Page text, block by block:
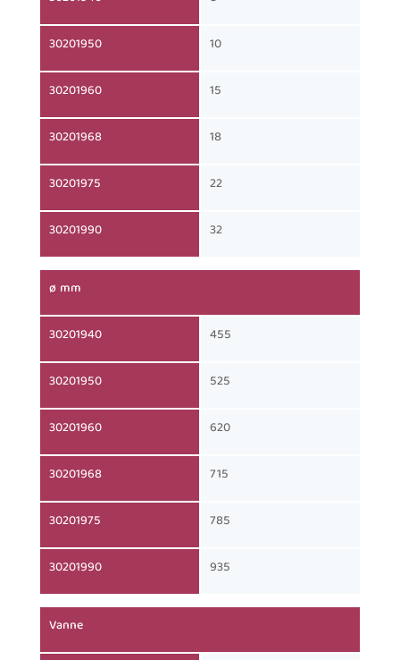
30201950
30201960
30201968
30201975
30201990
10
15
18
22
32
30201940
30201950
30201960
30201968
30201975
30201990
ø mm
455
525
620
715
785
935
Vanne